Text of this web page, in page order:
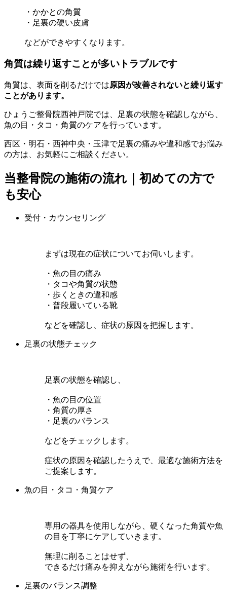
・かかとの角質
・足裏の硬い皮膚
などができやすくなります。
角質は繰り返すことが多いトラブルです
角質は、表面を削るだけでは原因が改善されないと繰り返す
ことがあります。
ひょうご整骨院西神戸院では、足裏の状態を確認しながら、
魚の目・タコ・角質のケアを行っています。
西区・明石・西神中央・玉津で足裏の痛みや違和感でお悩み
の方は、お気軽にご相談ください。
当整骨院の施術の流れ｜初めての方で
も安心
受付・カウンセリング
まずは現在の症状についてお伺いします。
・魚の目の痛み
・タコや角質の状態
・歩くときの違和感
・普段履いている靴
などを確認し、症状の原因を把握します。
足裏の状態チェック
足裏の状態を確認し、
・魚の目の位置
・角質の厚さ
・足裏のバランス
などをチェックします。
症状の原因を確認したうえで、最適な施術方法を
ご提案します。
魚の目・タコ・角質ケア
専用の器具を使用しながら、硬くなった角質や魚
の目を丁寧にケアしていきます。
無理に削ることはせず、
できるだけ痛みを抑えながら施術を行います。
足裏のバランス調整